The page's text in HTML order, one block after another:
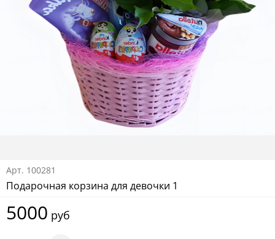
Арт. 100281
Подарочная корзина для девочки 1
5000 руб